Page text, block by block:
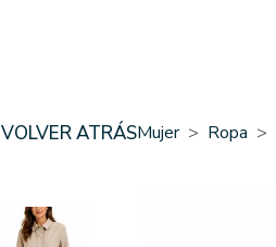
VOLVER ATRÁSMujer Ropa